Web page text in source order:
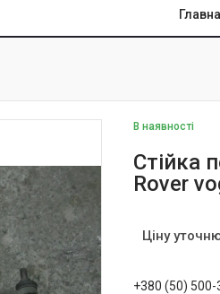
В наявності
Стійка
Rover
Ціну
+380 (50) 500-